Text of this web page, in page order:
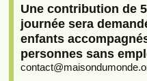
Une contribution de
journée sera
enfants
personnes sans
contact@